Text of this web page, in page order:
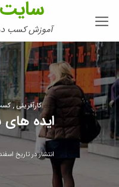
آموزش کسب
کارآفرینی ,
ایده های
انتشار در تاریخ اسفند ۱۳,